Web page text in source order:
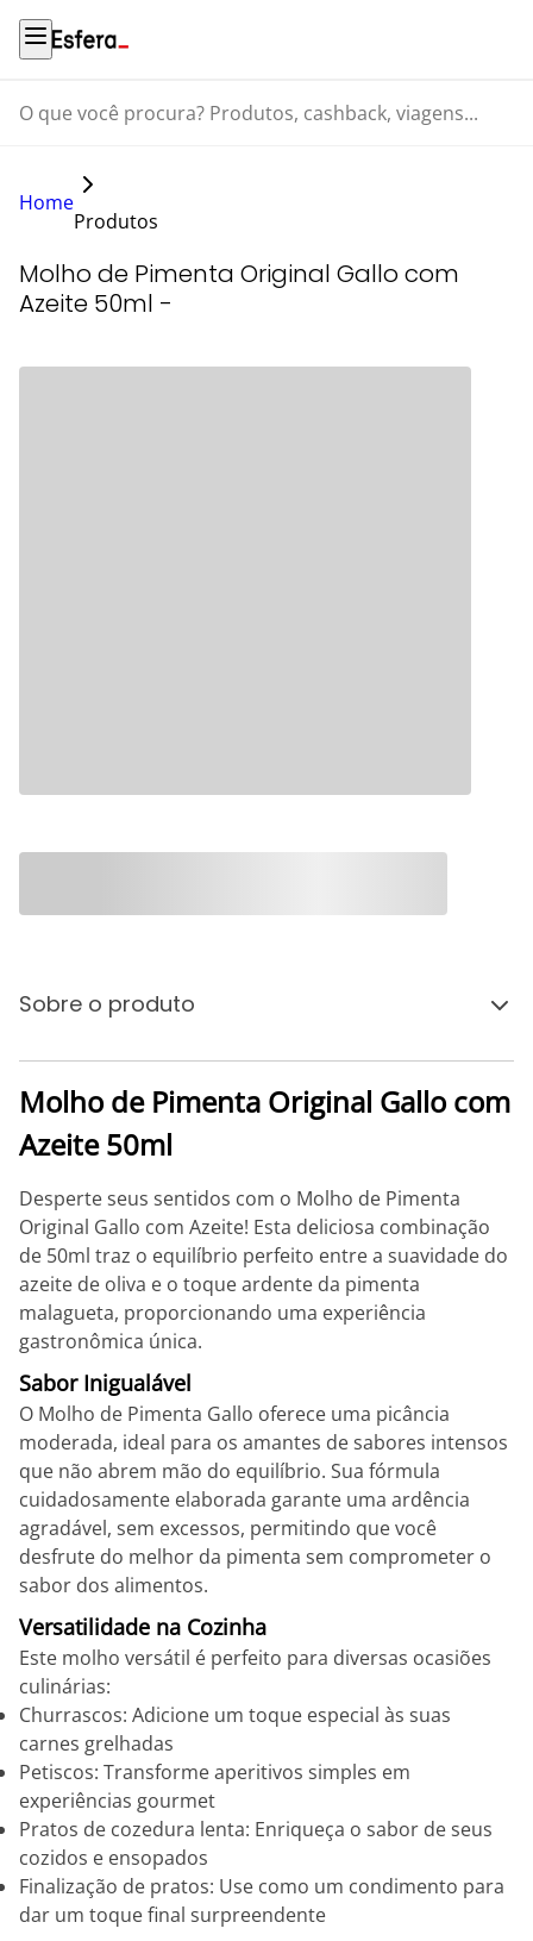
O que você procura? Produtos, cashback, viagens...
Home
Produtos
Molho de Pimenta Original Gallo com
Azeite 50ml -
Sobre o produto
Molho de Pimenta Original Gallo com
Azeite 50ml
Desperte seus sentidos com o Molho de Pimenta
Original Gallo com Azeite! Esta deliciosa combinação
de 50ml traz o equilíbrio perfeito entre a suavidade do
azeite de oliva e o toque ardente da pimenta
malagueta, proporcionando uma experiência
gastronômica única.
Sabor Inigualável
O Molho de Pimenta Gallo oferece uma picância
moderada, ideal para os amantes de sabores intensos
que não abrem mão do equilíbrio. Sua fórmula
cuidadosamente elaborada garante uma ardência
agradável, sem excessos, permitindo que você
desfrute do melhor da pimenta sem comprometer o
sabor dos alimentos.
Versatilidade na Cozinha
Este molho versátil é perfeito para diversas ocasiões
culinárias:
Churrascos: Adicione um toque especial às suas
carnes grelhadas
Petiscos: Transforme aperitivos simples em
experiências gourmet
Pratos de cozedura lenta: Enriqueça o sabor de seus
cozidos e ensopados
Finalização de pratos: Use como um condimento para
dar um toque final surpreendente